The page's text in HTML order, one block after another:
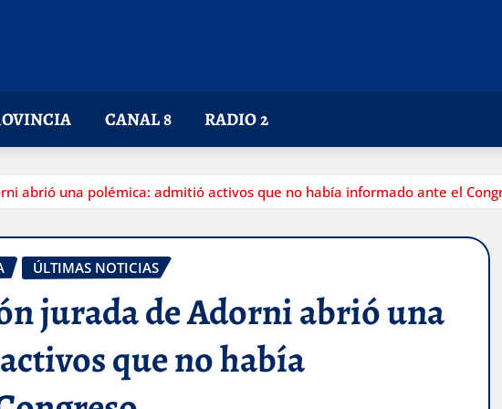
CANAL 8 RADIO 2
abrió una polémica: admitió activos que no había informado ante el
ÚLTIMAS NOTICIAS
jurada de Adorni abrió una
que no había